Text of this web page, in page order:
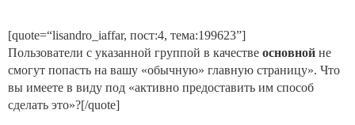
[quote=“lisandro_iaffar, пост:4, тема:199623”]
Пользователи с указанной группой в качестве основной не
смогут попасть на вашу «обычную» главную страницу». Что
вы имеете в виду под «активно предоставить им способ
сделать это»?[/quote]